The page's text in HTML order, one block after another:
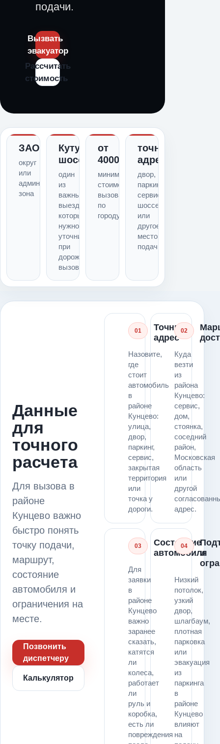
подачи.
Вызвать
эвакуатор
Рассчитать
стоимость
ЗАО
округ
или
административная
зона
Кутузовское
шоссе
один
из
важных
выездов,
который
нужно
уточнить
при
дорожном
вызове
от
4000
минимальная
стоимость
вызова
по
городу
точный
адрес
двор,
паркинг,
сервис,
шоссе
или
другое
место
подачи
Данные
для
точного
расчета
Для вызова в
районе
Кунцево важно
быстро понять
точку подачи,
маршрут,
состояние
автомобиля и
ограничения на
месте.
Позвонить
диспетчеру
Калькулятор
01
Точный
адрес
Назовите,
где
стоит
автомобиль
в
районе
Кунцево:
улица,
двор,
паркинг,
сервис,
закрытая
территория
или
точка у
дороги.
02
Куда
везти
из
района
Кунцево:
сервис,
дом,
стоянка,
соседний
район,
Московская
область
или
другой
адрес.
03
Состояние
автомобиля
Для
заявки
в
районе
Кунцево
важно
заранее
сказать,
катятся
ли
колеса,
работает
ли
руль и
коробка,
есть ли
повреждения
04
и
Низкий
потолок,
узкий
двор,
шлагбаум,
плотная
парковка
или
эвакуация
из
паркинга
в
районе
Кунцево
влияют
на